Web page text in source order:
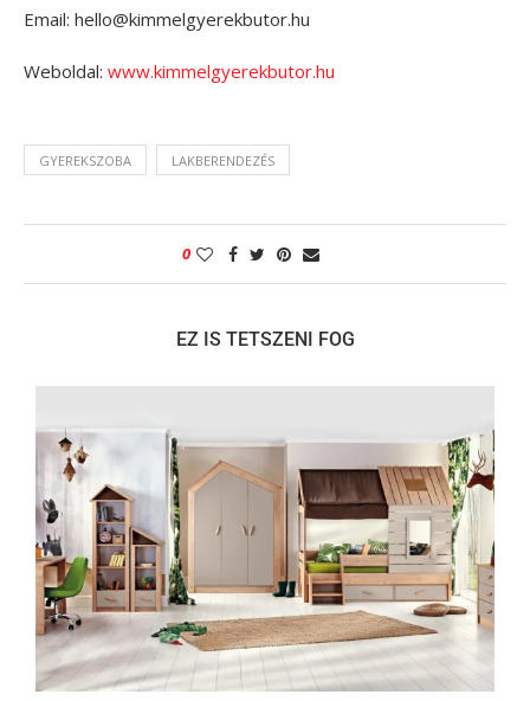
Email: hello@kimmelgyerekbutor.hu
Weboldal: www.kimmelgyerekbutor.hu
GYEREKSZOBA LAKBERENDEZÉS
0
EZ IS TETSZENI FOG